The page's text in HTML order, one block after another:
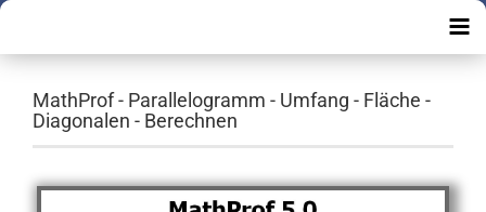
MathProf - Parallelogramm - Umfang - Fläche -
Diagonalen - Berechnen